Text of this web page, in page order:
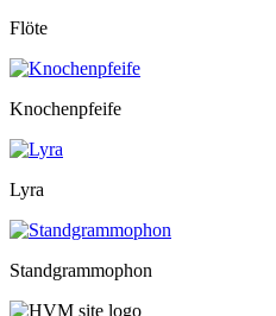
Flöte
Knochenpfeife
Lyra
Standgrammophon